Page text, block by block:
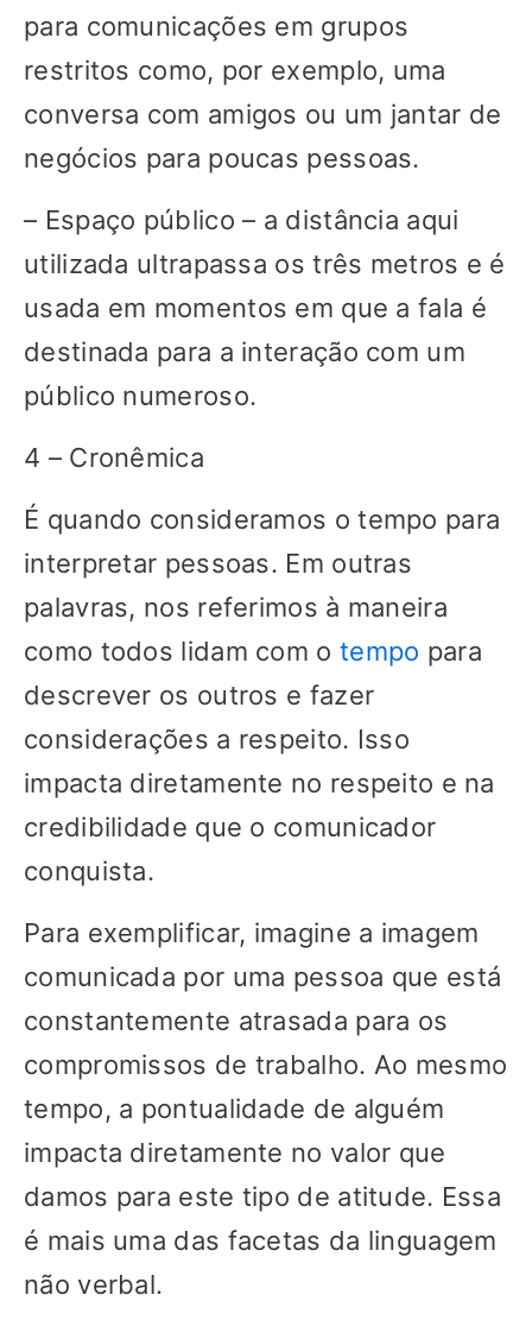
para comunicações em grupos
restritos como, por exemplo, uma
conversa com amigos ou um jantar de
negócios para poucas pessoas.
– Espaço público – a distância aqui
utilizada ultrapassa os três metros e é
usada em momentos em que a fala é
destinada para a interação com um
público numeroso.
4 – Cronêmica
É quando consideramos o tempo para
interpretar pessoas. Em outras
palavras, nos referimos à maneira
como todos lidam com o tempo para
descrever os outros e fazer
considerações a respeito. Isso
impacta diretamente no respeito e na
credibilidade que o comunicador
conquista.
Para exemplificar, imagine a imagem
comunicada por uma pessoa que está
constantemente atrasada para os
compromissos de trabalho. Ao mesmo
tempo, a pontualidade de alguém
impacta diretamente no valor que
damos para este tipo de atitude. Essa
é mais uma das facetas da linguagem
não verbal.